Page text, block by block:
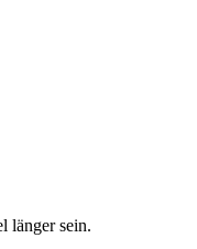
länger sein.